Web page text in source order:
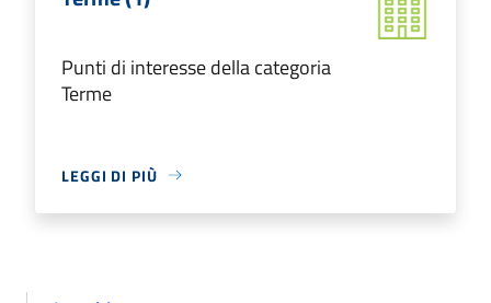
Punti di interesse della categoria
Terme
LEGGI DI PIÙ